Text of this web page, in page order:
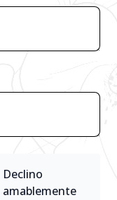
Declino
amablemente